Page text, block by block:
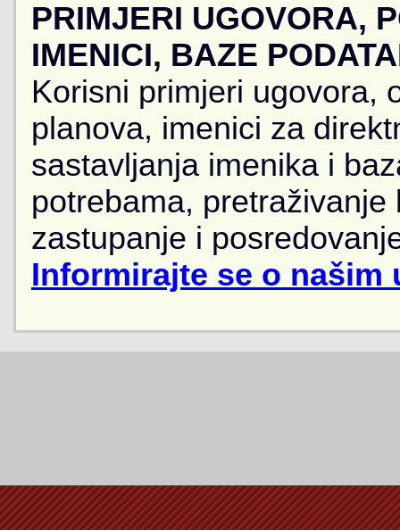
PRIMJERI UGOVORA,
IMENICI, BAZE
Korisni primjeri ugovora,
planova, imenici za
sastavljanja imenika i
potrebama,
zastupanje i
Informirajte se o našim